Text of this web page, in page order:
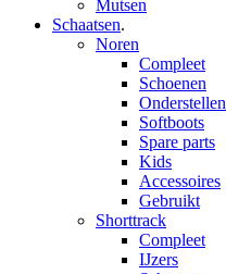
Mutsen
Schaatsen.
Noren
Compleet
Schoenen
Onderstellen
Softboots
Spare parts
Kids
Accessoires
Gebruikt
Shorttrack
Compleet
IJzers